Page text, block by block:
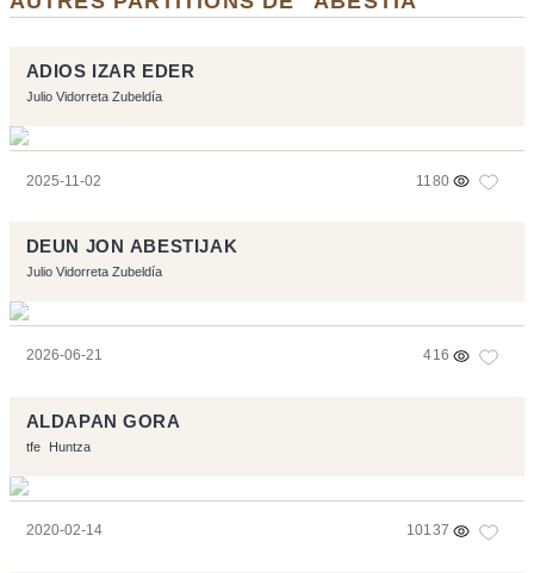
ADIOS IZAR EDER
Julio Vidorreta Zubeldía
2025-11-02 1180
DEUN JON ABESTIJAK
Julio Vidorreta Zubeldía
2026-06-21 416
ALDAPAN GORA
tfe Huntza
2020-02-14 10137